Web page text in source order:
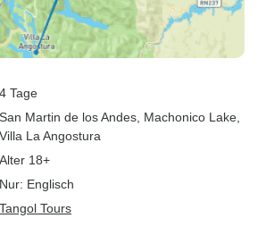
4 Tage
San Martin de los Andes , Machonico Lake
Villa La Angostura
Alter 18+
Nur: Englisch
Tangol Tours